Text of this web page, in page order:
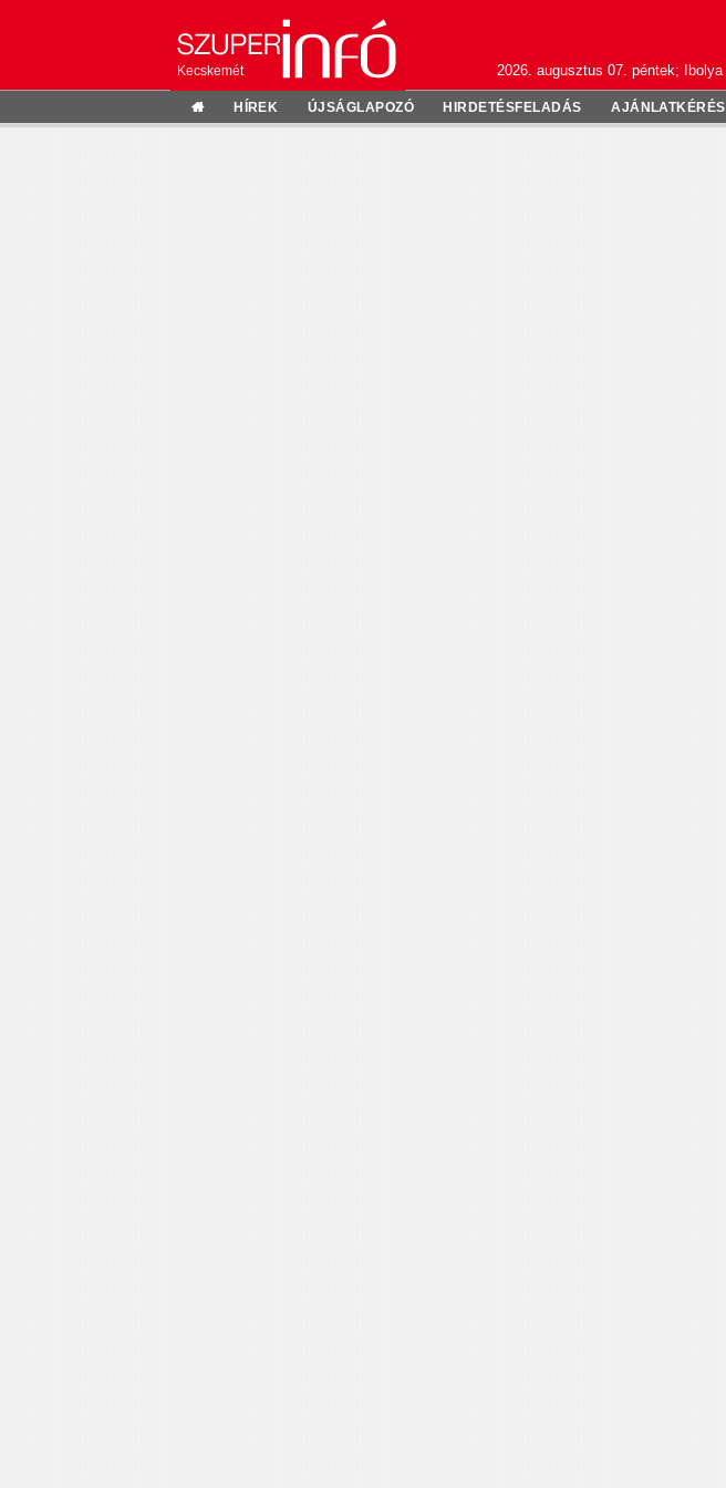
Kecskemét 2026. augusztus 07. péntek; Ibolya
HÍREK ÚJSÁGLAPOZÓ HIRDETÉSFELADÁS AJÁNLATKÉRÉS